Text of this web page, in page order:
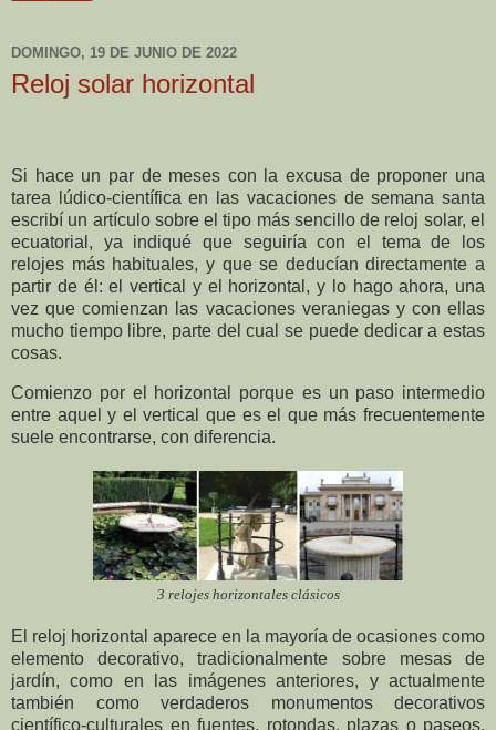
DOMINGO, 19 DE JUNIO DE 2022
Reloj solar horizontal
Si hace un par de meses con la excusa de proponer una
tarea lúdico-científica en las vacaciones de semana santa
escribí un artículo sobre el tipo más sencillo de reloj solar, el
ecuatorial, ya indiqué que seguiría con el tema de los
relojes más habituales, y que se deducían directamente a
partir de él: el vertical y el horizontal, y lo hago ahora, una
vez que comienzan las vacaciones veraniegas y con ellas
mucho tiempo libre, parte del cual se puede dedicar a estas
cosas.
Comienzo por el horizontal porque es un paso intermedio
entre aquel y el vertical que es el que más frecuentemente
suele encontrarse, con diferencia.
3 relojes horizontales clásicos
El reloj horizontal aparece en la mayoría de ocasiones como
elemento decorativo, tradicionalmente sobre mesas de
jardín, como en las imágenes anteriores, y actualmente
también como verdaderos monumentos decorativos
científico-culturales en fuentes, rotondas, plazas o paseos,